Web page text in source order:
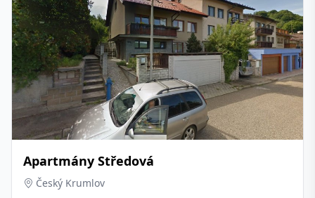
Apartmány Středová
Český Krumlov